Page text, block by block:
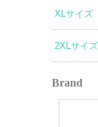
XLサイズ
2XLサイ
Brand